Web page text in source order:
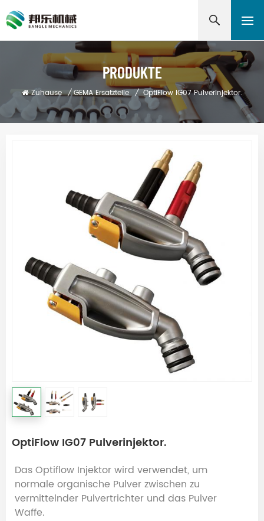
PRODUKTE
Zuhause / GEMA Ersatzteile / OptiFlow IG07 Pulverinjektor.
OptiFlow IG07 Pulverinjektor.
Das Optiflow Injektor wird verwendet, um
normale organische Pulver zwischen zu
vermittelnder Pulvertrichter und das Pulver
Waffe.